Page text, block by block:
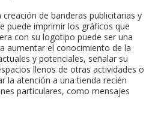
de banderas publicitarias y
puede imprimir los gráficos que
con su logotipo puede ser una
aumentar el conocimiento de la
y potenciales, señalar su
llenos de otras actividades o
la atención a una tienda recién
particulares, como mensajes